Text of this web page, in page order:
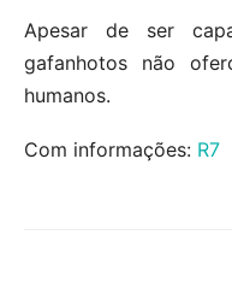
Apesar de ser
gafanhotos não
humanos.
Com informações: R7